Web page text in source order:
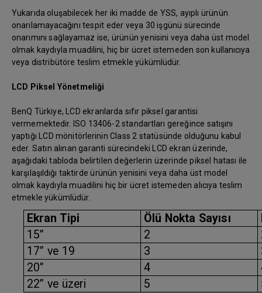
Yukarıda oluşabilecek her iki madde de YSS, ayıplı ürünün
onarılamayacağını tespit eder veya 30 işgünü sürecinde
onarımını sağlayamaz ise, ürünün yenisini veya daha üst model
olmak kaydıyla muadilini, hiç bir ücret istemeden son kullanıcıya
veya distribütöre teslim etmekle yükümlüdür.
LCD Piksel Yönetmeliği
BenQ Türkiye, LCD ekranlarda sıfır piksel garantisi
vermemektedir. ISO 13406-2 standartları gereğince satışını
yaptığı LCD mönitörlerinin Class 2 statüsünde olduğunu kabul
eder. Satın alınan garanti sürecindeki LCD ekran üzerinde,
aşağıdaki tabloda belirtilen değerlerin üzerinde piksel hatası ile
karşılaşıldığı taktirde ürünün yenisini veya daha üst model
olmak kaydıyla muadilini hiç bir ücret istemeden alıcıya teslim
etmekle yükümlüdür.
Ekran Tipi Ölü Nokta Sayısı
15”
2
17” ve 19
3
20”
4
22” ve üzeri
5